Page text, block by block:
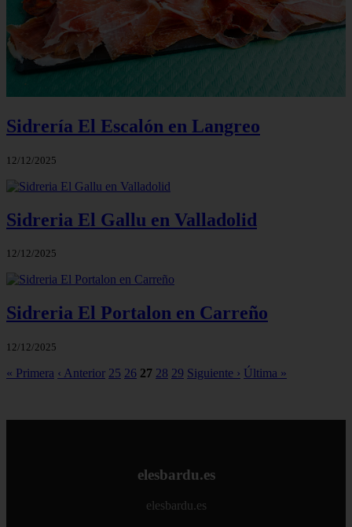
Sidrería El Escalón en Langreo
12/12/2025
Sidreria El Gallu en Valladolid
12/12/2025
Sidreria El Portalon en Carreño
12/12/2025
« Primera ‹ Anterior 25 26 27 28 29 Siguiente › Última »
elesbardu.es
elesbardu.es